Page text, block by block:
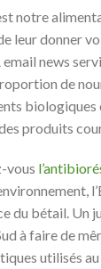
notre
leur donner
news
de
produits
vous
du bétail. Un
à faire de
utilisés